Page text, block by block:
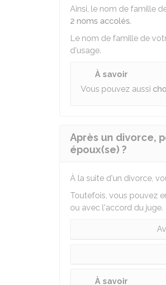
Ainsi, le nom de famille
2 noms accolés.
Le nom de famille de
d'usage.
À savoir
Vous pouvez aussi
Après un divorce,
époux(se) ?
À la suite d'un divorce,
Toutefois, vous pouvez
ou avec l'accord du juge.
À savoir